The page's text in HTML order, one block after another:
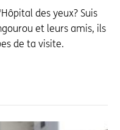
des yeux? Suis
et leurs amis, ils
de ta visite.